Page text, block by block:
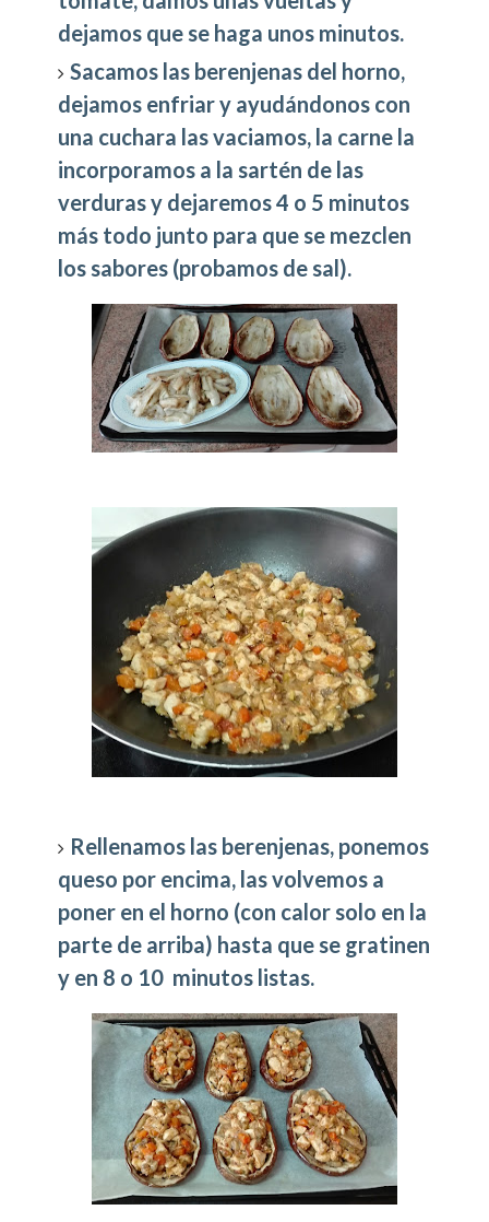
dejamos que se haga unos minutos.
Sacamos las berenjenas del horno,
dejamos enfriar y ayudándonos con
una cuchara las vaciamos, la carne la
incorporamos a la sartén de las
verduras y dejaremos 4 o 5 minutos
más todo junto para que se mezclen
los sabores (probamos de sal).
Rellenamos las berenjenas, ponemos
queso por encima, las volvemos a
poner en el horno (con calor solo en la
parte de arriba) hasta que se gratinen
y en 8 o 10 minutos listas.